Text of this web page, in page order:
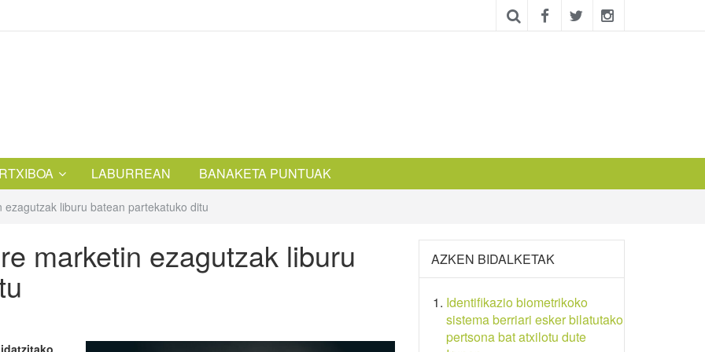
LABURREAN BANAKETA PUNTUAK
liburu batean partekatuko ditu
marketin ezagutzak liburu AZKEN BIDALKETAK
Identifikazio biometrikoko
sistema berriari esker bilatutako
pertsona bat atxilotu dute